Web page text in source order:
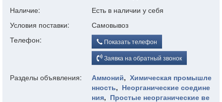
Наличие:
Есть в наличии у себя
Условия поставки:
Самовывоз
Телефон:
Показать телефон
Заявка на обратный звонок
Разделы объявления: Аммоний, Химическая промышле
нность, Неорганические соедине
ния, Простые неорганические ве